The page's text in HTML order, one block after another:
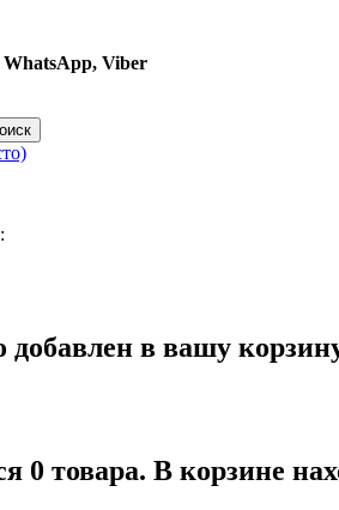
WhatsApp, Viber
в вашу
0 товара. В корзине